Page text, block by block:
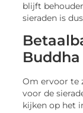
blijft
sieraden is
Om ervoor te
voor de
kijken op het